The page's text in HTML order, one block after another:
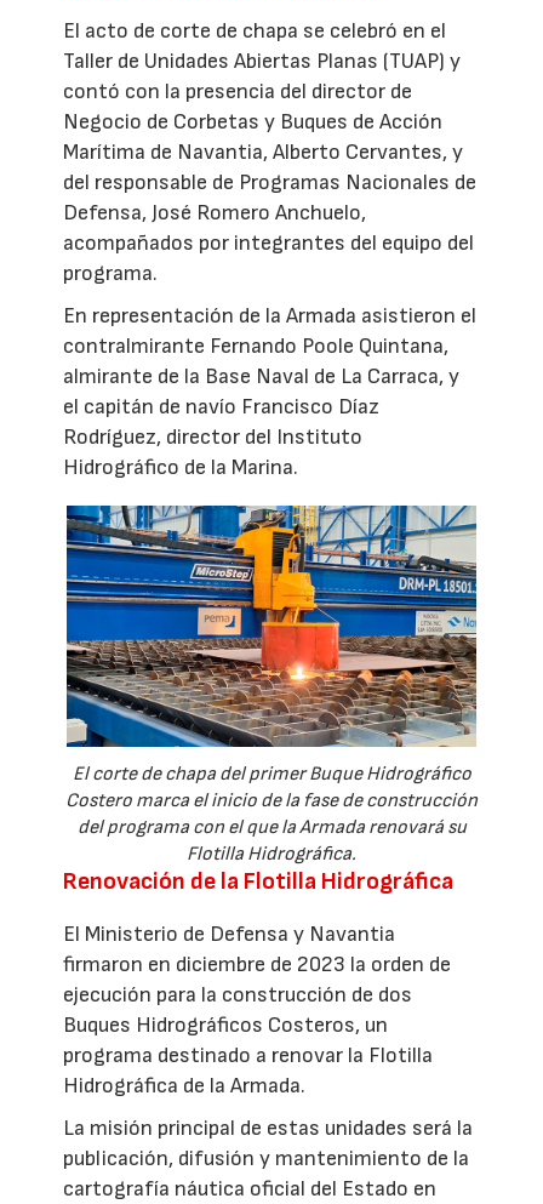
El acto de corte de chapa se celebró en el
Taller de Unidades Abiertas Planas (TUAP) y
contó con la presencia del director de
Negocio de Corbetas y Buques de Acción
Marítima de Navantia, Alberto Cervantes, y
del responsable de Programas Nacionales de
Defensa, José Romero Anchuelo,
acompañados por integrantes del equipo del
programa.
En representación de la Armada asistieron el
contralmirante Fernando Poole Quintana,
almirante de la Base Naval de La Carraca, y
el capitán de navío Francisco Díaz
Rodríguez, director del Instituto
Hidrográfico de la Marina.
El corte de chapa del primer Buque Hidrográfico
Costero marca el inicio de la fase de construcción
del programa con el que la Armada renovará su
Flotilla Hidrográfica.
Renovación de la Flotilla Hidrográfica
El Ministerio de Defensa y Navantia
firmaron en diciembre de 2023 la orden de
ejecución para la construcción de dos
Buques Hidrográficos Costeros, un
programa destinado a renovar la Flotilla
Hidrográfica de la Armada.
La misión principal de estas unidades será la
publicación, difusión y mantenimiento de la
cartografía náutica oficial del Estado en